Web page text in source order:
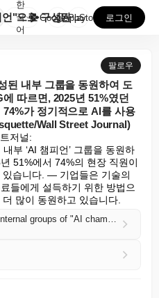
기업들은 "AI 챔피언"으로 구성된 내부 그룹을 동원하...
한
국
어
GooglePlay
AppStore 로그인
팔로우
된 내부 그룹을 동원하여 도
따르면, 2025년 51%였던
가 정기적으로 AI를 사용
Wall Street Journal)
저널:
부 ‘AI 챔피언’ 그룹을 동원하
51%에서 74%의 현장 직원이
있습니다. — 기업들은 기술의
들에게 설득하기 위한 방법으
더 많이 동원하고 있습니다.
Companies are mobilizing internal groups of "AI champions" to drive adoption; BCG says 74% of front-line employees now use AI regularly, up from 51% in 2025 (Isabelle Bousquette/Wall Street Journal)